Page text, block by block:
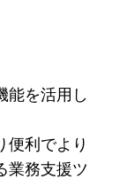
能を活用し
便利でより
業務支援ツ